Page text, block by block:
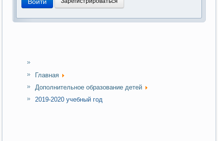
Главная
Дополнительное образование детей
2019-2020 учебный год